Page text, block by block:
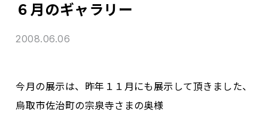
６月のギャラリー
2008.06.06
今月の展示は、昨年１１月にも展示して頂きました、
烏取市佐治町の宗泉寺さまの奥様